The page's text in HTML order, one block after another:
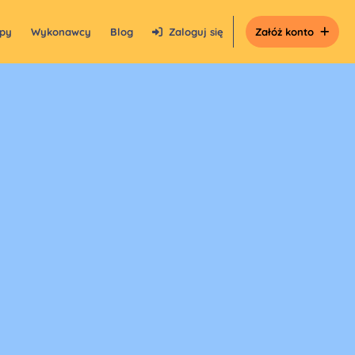
Wykonawcy Blog Zaloguj się Załóż konto